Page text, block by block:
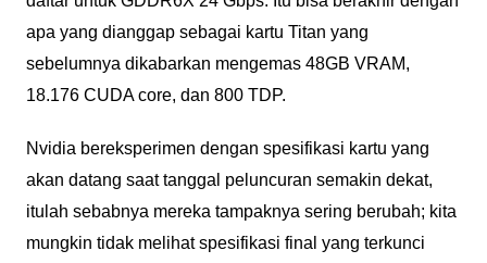
apa yang dianggap sebagai kartu Titan yang
sebelumnya dikabarkan mengemas 48GB VRAM,
18.176 CUDA core, dan 800 TDP.
Nvidia bereksperimen dengan spesifikasi kartu yang
akan datang saat tanggal peluncuran semakin dekat,
itulah sebabnya mereka tampaknya sering berubah; kita
mungkin tidak melihat spesifikasi final yang terkunci